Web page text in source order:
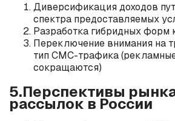
Диверсификация доходов
спектра предоставляемых
Разработка гибридных форм
Переключение внимания на
тип СМС-трафика
сокращаются)
5.Перспективы
рассылок в России